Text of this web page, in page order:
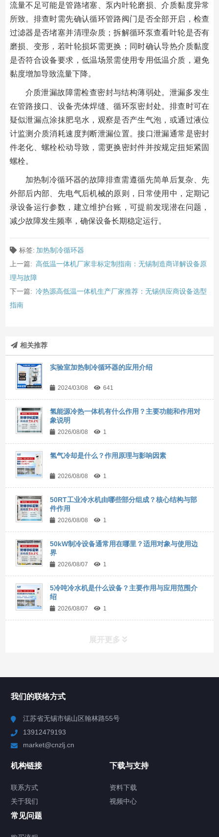
流量不足可能是管路堵塞、泵内叶轮磨损、介质黏度异常
所致。排查时需先确认循环管路阀门是否全部开启，检查
过滤器是否堵塞并清理杂质；拆解循环泵查看叶轮是否有
磨损、变形，若叶轮损坏需更换；同时确认导热介质黏度
是否符合设备要求，低温场景需使用专用低温介质，避免
黏度增加导致流量下降。
介质泄漏故障需检查密封与结构薄弱处。泄漏多发生
在管路接口、设备壳体焊缝、循环泵密封处。排查时可在
疑似泄漏点涂抹肥皂水，观察是否产生气泡，或通过液位
计监测介质消耗速度判断泄漏位置。接口泄漏通常是密封
件老化、螺栓松动导致，需更换密封件并按规定扭矩紧固
螺栓。
加热制冷循环器的故障排查需遵循先简单后复杂、先
外部后内部、先电气后机械的原则，日常使用中，定期记
录设备运行参数，建立维护台账，可提前发现潜在问题，
减少故障发生频率，确保设备长期稳定运行。
标签: 加热制冷循环器
上一篇: 高低温一体机厂家非标定制指南：无锡制造商详解设备原
理与故障
下一篇: 冷热源高低温一体机生产厂家推荐：无锡供应商设备选型
指南
相关推荐
实验室加热制冷循环器的应用介绍
2024/03/08 641
氢能源冷热一体机有什么作用？主要功能和作用对
象说明
2026/08/08 1
氢气冷却是什么？作用原理与影响因素
2026/08/08 1
50RT工业冷水机由哪些部分组成？核心结构与部
件作用
2026/08/08 1
50kW制冷设备通常用在哪里？适用对象与使用边
界
2026/08/07 1
5冷吨冷水机是什么设备？主要作用与应用范围介
绍
2026/08/07 1
展开更多
Chiller高精度制冷循环器
TCU温度控制单元
Chiller气体控温系统
我们的联络方式
江苏省无锡市锡山区翰林路55号
13912479193
market@cnzlj.cn
机构链接
联系方式
关于我们
下载与支持
资料下载
视频中心
常见问题